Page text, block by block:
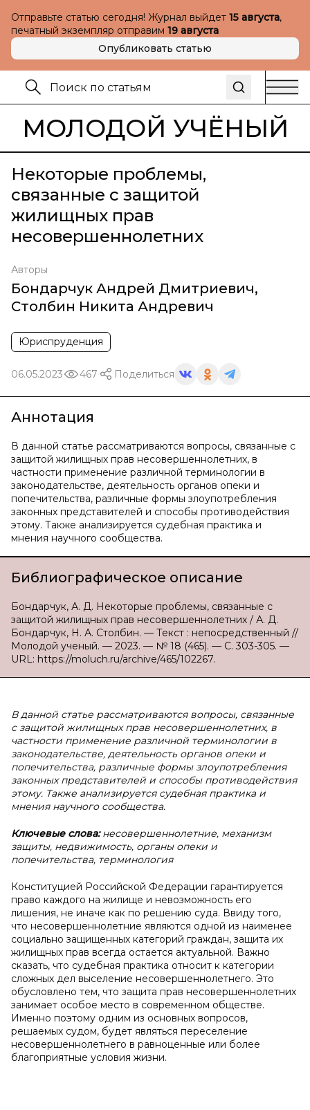
Отправьте статью сегодня! Журнал выйдет 15 августа,
печатный экземпляр отправим 19 августа
Опубликовать статью
МОЛОДОЙ УЧЁНЫЙ
Некоторые проблемы,
связанные с защитой
жилищных прав
несовершеннолетних
Авторы
Бондарчук Андрей Дмитриевич,
Столбин Никита Андревич
Юриспруденция
06.05.2023 467 Поделиться
Аннотация
В данной статье рассматриваются вопросы, связанные с
защитой жилищных прав несовершеннолетних, в
частности применение различной терминологии в
законодательстве, деятельность органов опеки и
попечительства, различные формы злоупотребления
законных представителей и способы противодействия
этому. Также анализируется судебная практика и
мнения научного сообщества.
Библиографическое описание
Бондарчук, А. Д. Некоторые проблемы, связанные с
защитой жилищных прав несовершеннолетних / А. Д.
Бондарчук, Н. А. Столбин. — Текст : непосредственный //
Молодой ученый. — 2023. — № 18 (465). — С. 303-305. —
URL: https://moluch.ru/archive/465/102267.
В данной статье рассматриваются вопросы, связанные
с защитой жилищных прав несовершеннолетних, в
частности применение различной терминологии в
законодательстве, деятельность органов опеки и
попечительства, различные формы злоупотребления
законных представителей и способы противодействия
этому. Также анализируется судебная практика и
мнения научного сообщества.
Ключевые слова:несовершеннолетние, механизм
защиты, недвижимость, органы опеки и
попечительства, терминология
Конституцией Российской Федерации гарантируется
право каждого на жилище и невозможность его
лишения, не иначе как по решению суда. Ввиду того,
что несовершеннолетние являются одной из наименее
социально защищенных категорий граждан, защита их
жилищных прав всегда остается актуальной. Важно
сказать, что судебная практика относит к категории
сложных дел выселение несовершеннолетнего. Это
обусловлено тем, что защита прав несовершеннолетних
занимает особое место в современном обществе.
Именно поэтому одним из основных вопросов,
решаемых судом, будет являться переселение
несовершеннолетнего в равноценные или более
благоприятные условия жизни.